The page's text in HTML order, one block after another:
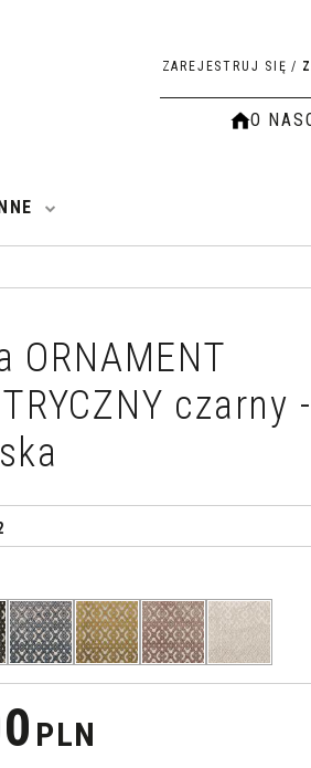
ZAREJESTRUJ SIĘ /
O NAS
ORNAMENT
czarny -
PLN